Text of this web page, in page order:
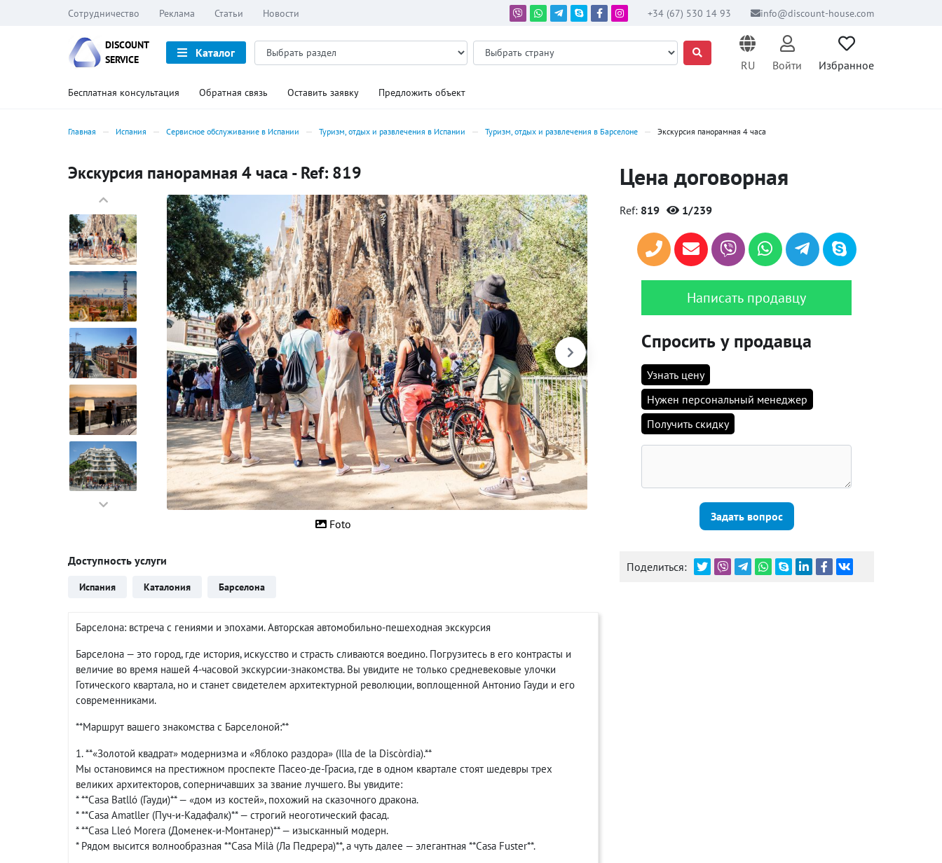
Сотрудничество Реклама Статьи Новости +34 (67) 530 14 93 info@discount-house.com
DISCOUNT
SERVICE
Каталог
RU
Войти Избранное
Бесплатная консультация Обратная связь Оставить заявку Предложить объект
Главная Испания Сервисное обслуживание в Испании Туризм, отдых и развлечения в Испании Туризм, отдых и развлечения в Барселоне Экскурсия панорамная 4 часа
Экскурсия панорамная 4 часа - Ref: 819
Foto
Доступность услуги
Испания Каталония Барселона
Барселона: встреча с гениями и эпохами. Авторская автомобильно-пешеходная экскурсия
Барселона — это город, где история, искусство и страсть сливаются воедино. Погрузитесь в его контрасты и
величие во время нашей 4-часовой экскурсии-знакомства. Вы увидите не только средневековые улочки
Готического квартала, но и станет свидетелем архитектурной революции, воплощенной Антонио Гауди и его
современниками.
**Маршрут вашего знакомства с Барселоной:**
1. **«Золотой квадрат» модернизма и «Яблоко раздора» (Illa de la Discòrdia).**
Мы остановимся на престижном проспекте Пасео-де-Грасиа, где в одном квартале стоят шедевры трех
великих архитекторов, соперничавших за звание лучшего. Вы увидите:
* **Casa Batlló (Гауди)** — «дом из костей», похожий на сказочного дракона.
* **Casa Amatller (Пуч-и-Кадафалк)** — строгий неоготический фасад.
* **Casa Lleó Morera (Доменек-и-Монтанер)** — изысканный модерн.
* Рядом высится волнообразная **Casa Milà (Ла Педрера)**, а чуть далее — элегантная **Casa Fuster**.
Цена договорная
Ref: 819 1/239
Написать продавцу
Спросить у продавца
Узнать цену
Нужен персональный менеджер
Получить скидку
Задать вопрос
Поделиться: